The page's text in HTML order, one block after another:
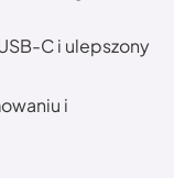
C i ulepszony
i